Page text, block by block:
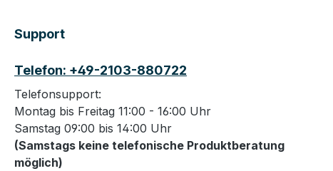
Support
Telefon: +49-2103-880722
Telefonsupport:
Montag bis Freitag 11:00 - 16:00 Uhr
Samstag 09:00 bis 14:00 Uhr
(Samstags keine telefonische Produktberatung
möglich)